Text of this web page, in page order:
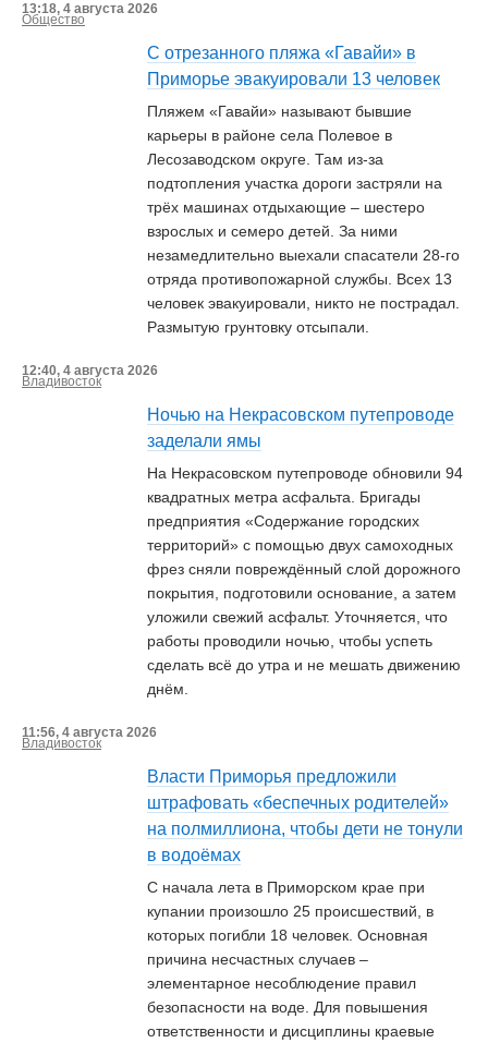
13:18, 4 августа 2026
Общество
С отрезанного пляжа «Гавайи» в
Приморье эвакуировали 13 человек
Пляжем «Гавайи» называют бывшие
карьеры в районе села Полевое в
Лесозаводском округе. Там из-за
подтопления участка дороги застряли на
трёх машинах отдыхающие – шестеро
взрослых и семеро детей. За ними
незамедлительно выехали спасатели 28-го
отряда противопожарной службы. Всех 13
человек эвакуировали, никто не пострадал.
Размытую грунтовку отсыпали.
12:40, 4 августа 2026
Владивосток
Ночью на Некрасовском путепроводе
заделали ямы
На Некрасовском путепроводе обновили 94
квадратных метра асфальта. Бригады
предприятия «Содержание городских
территорий» с помощью двух самоходных
фрез сняли повреждённый слой дорожного
покрытия, подготовили основание, а затем
уложили свежий асфальт. Уточняется, что
работы проводили ночью, чтобы успеть
сделать всё до утра и не мешать движению
днём.
11:56, 4 августа 2026
Владивосток
Власти Приморья предложили
штрафовать «беспечных родителей»
на полмиллиона, чтобы дети не тонули
в водоёмах
С начала лета в Приморском крае при
купании произошло 25 происшествий, в
которых погибли 18 человек. Основная
причина несчастных случаев –
элементарное несоблюдение правил
безопасности на воде. Для повышения
ответственности и дисциплины краевые